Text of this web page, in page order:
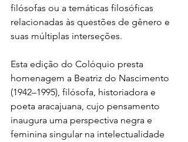
filósofas ou a temáticas filosóficas
relacionadas às questões de gênero e
suas múltiplas interseções.
Esta edição do Colóquio presta
homenagem a Beatriz do Nascimento
(1942–1995), filósofa, historiadora e
poeta aracajuana, cujo pensamento
inaugura uma perspectiva negra e
feminina singular na intelectualidade